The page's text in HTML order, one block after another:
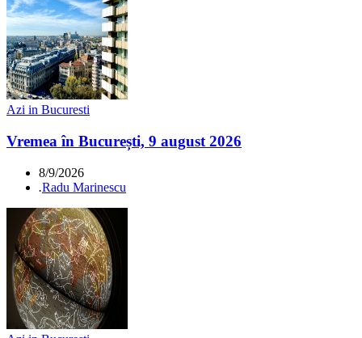
Azi in Bucuresti
Vremea în București, 9 august 2026
8/9/2026
.Radu Marinescu